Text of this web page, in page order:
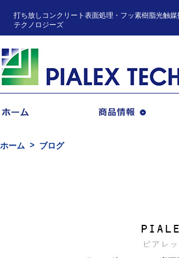
打ち放しコンクリート表面処理・フッ素樹脂光触媒
テクノロジーズ
ホーム ブログ